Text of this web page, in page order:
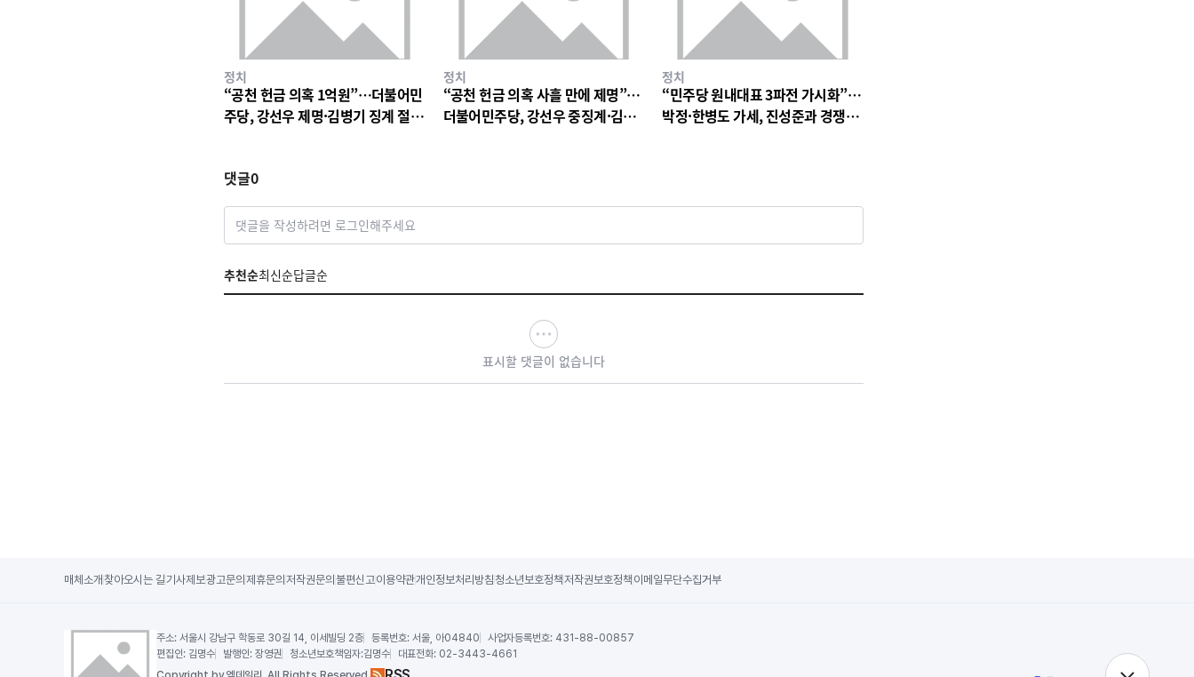
정치
“공천 헌금 의혹 1억원”…더불어민
주당, 강선우 제명·김병기 징계 절
정치
“공천 헌금 의혹 사흘 만에 제명”…
더불어민주당, 강선우 중징계·김병
정치
“민주당 원내대표 3파전 가시화”…
박정·한병도 가세, 진성준과 경쟁
댓글0
댓글을 작성하려면 로그인해주세요
추천순최신순답글순
표시할 댓글이 없습니다
매체소개 찾아오시는 길기사제보광고문의 제휴문의 저작권문의 불편신고이용약관개인정보처리방침 청소년보호정책저작권보호정책 이메일무단수집거부
주소:서울시 강남구 학동로 30길 14, 이세빌딩 2층 등록번호: 서울, 아04840 사업자등록번호: 431-88-00857
편집인: 김명수 발행인:장영권 청소년보호책임자:김명수 대표전화: 02-3443-4661